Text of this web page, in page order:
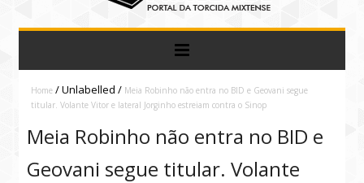
Home /Unlabelled/ Meia Robinho não entra no BID e Geovani segue
titular. Volante Vitor e lateral Jorginho estreiam contra o Sinop
Meia Robinho não entra no BID e
Geovani segue titular. Volante